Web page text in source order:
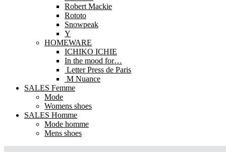
Robert Mackie
Rototo
Snowpeak
Y
HOMEWARE
ICHIKO ICHIE
In the mood for…
Letter Press de Paris
M Nuance
SALES Femme
Mode
Womens shoes
SALES Homme
Mode homme
Mens shoes